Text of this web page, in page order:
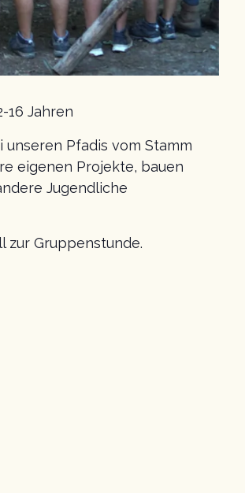
16 Jahren
Pfadis vom Stamm
eigenen Projekte, bauen
Jugendliche
zur Gruppenstunde.